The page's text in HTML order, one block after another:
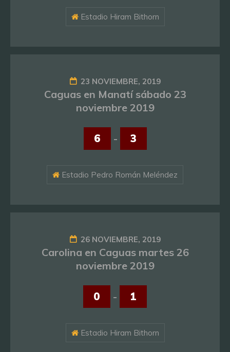
Estadio Hiram Bithorn
23 NOVIEMBRE, 2019
Caguas en Manatí sábado 23
noviembre 2019
6 - 3
Estadio Pedro Román Meléndez
26 NOVIEMBRE, 2019
Carolina en Caguas martes 26
noviembre 2019
0 - 1
Estadio Hiram Bithorn